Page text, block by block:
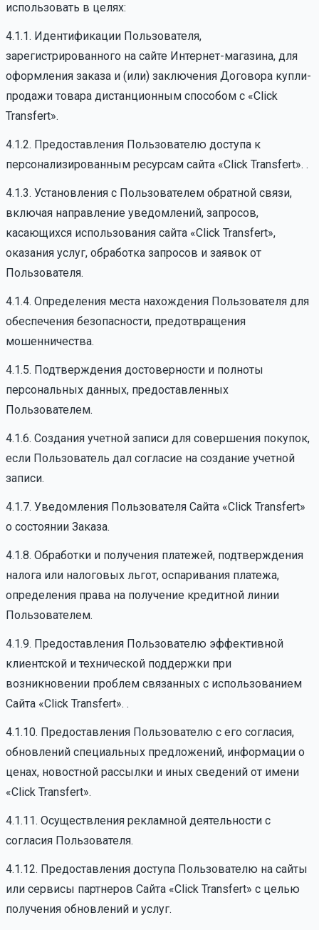
использовать в целях:
4.1.1. Идентификации Пользователя,
зарегистрированного на сайте Интернет-магазина, для
оформления заказа и (или) заключения Договора купли-
продажи товара дистанционным способом с «Click
Transfert».
4.1.2. Предоставления Пользователю доступа к
персонализированным ресурсам сайта «Click Transfert». .
4.1.3. Установления с Пользователем обратной связи,
включая направление уведомлений, запросов,
касающихся использования сайта «Click Transfert»,
оказания услуг, обработка запросов и заявок от
Пользователя.
4.1.4. Определения места нахождения Пользователя для
обеспечения безопасности, предотвращения
мошенничества.
4.1.5. Подтверждения достоверности и полноты
персональных данных, предоставленных
Пользователем.
4.1.6. Создания учетной записи для совершения покупок,
если Пользователь дал согласие на создание учетной
записи.
4.1.7. Уведомления Пользователя Сайта «Click Transfert»
о состоянии Заказа.
4.1.8. Обработки и получения платежей, подтверждения
налога или налоговых льгот, оспаривания платежа,
определения права на получение кредитной линии
Пользователем.
4.1.9. Предоставления Пользователю эффективной
клиентской и технической поддержки при
возникновении проблем связанных с использованием
Сайта «Click Transfert». .
4.1.10. Предоставления Пользователю с его согласия,
обновлений специальных предложений, информации о
ценах, новостной рассылки и иных сведений от имени
«Click Transfert».
4.1.11. Осуществления рекламной деятельности с
согласия Пользователя.
4.1.12. Предоставления доступа Пользователю на сайты
или сервисы партнеров Сайта «Click Transfert» с целью
получения обновлений и услуг.